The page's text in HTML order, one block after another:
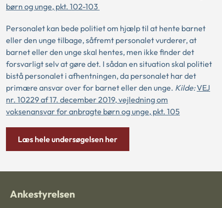
børn og unge, pkt. 102-103
Personalet kan bede politiet om hjælp til at hente barnet
eller den unge tilbage, såfremt personalet vurderer, at
barnet eller den unge skal hentes, men ikke finder det
forsvarligt selv at gøre det. I sådan en situation skal politiet
bistå personalet i afhentningen, da personalet har det
primære ansvar over for barnet eller den unge. Kilde:VEJ
nr. 10229 af 17. december 2019, vejledning om
voksenansvar for anbragte børn og unge, pkt. 105
Læs hele undersøgelsen her
Ankestyrelsen